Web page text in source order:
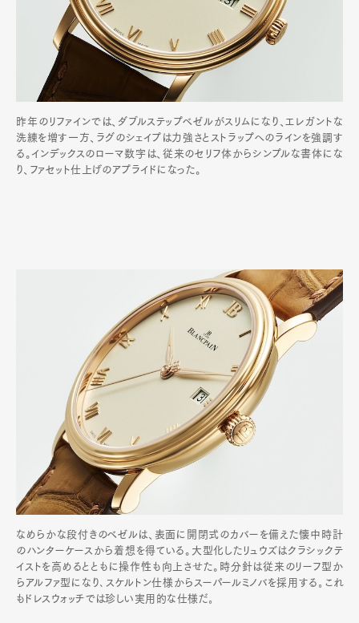
昨年のリファインでは、ダブルステップベゼルがスリムになり、エレガントな
洗練を増す一方、ラグのシェイプは力強さとストラップへのラインを強調す
る。インデックスのローマ数字は、従来のセリフ体からシンプルな書体にな
り、ファセット仕上げのアプライドになった。
なめらかな段付きのベゼルは、表面に開閉式のカバーを備えた懐中時計
のハンターケースから着想を得ている。大型化したリュウズはクラシックテ
イストを高めるとともに操作性も向上させた。時分針は従来のリーフ型か
らアルファ型になり､スケルトン仕様からスーパールミノバを採用する｡これ
もドレスウォッチでは珍しい実用的な仕様だ｡